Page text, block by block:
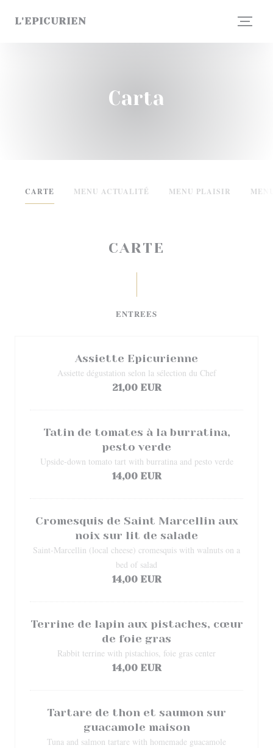
L'EPICURIEN
Carta
CARTE MENU ACTUALITÉ MENU PLAISIR
CARTE
ENTREES
Assiette Epicurienne
Assiette dégustation selon la sélection du Chef
21,00 EUR
Tatin de tomates à la burratina,
pesto verde
Upside-down tomato tart with burratina and pesto verde
14,00 EUR
Cromesquis de Saint Marcellin aux
noix sur lit de salade
Saint-Marcellin (local cheese) cromesquis with walnuts on a
bed of salad
14,00 EUR
Terrine de lapin aux pistaches, cœur
de foie gras
Rabbit terrine with pistachios, foie gras center
14,00 EUR
Tartare de thon et saumon sur
guacamole maison
Tuna and salmon tartare with homemade guacamole